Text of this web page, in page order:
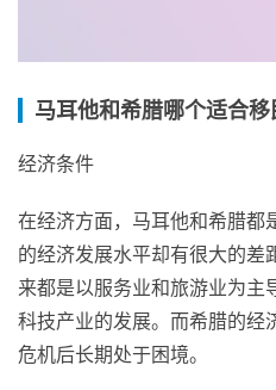
马耳他和希腊哪个适合移
经济条件
在经济方面，马耳他和希腊都
的经济发展水平却有很大的差
来都是以服务业和旅游业为主
科技产业的发展。而希腊的经
危机后长期处于困境。